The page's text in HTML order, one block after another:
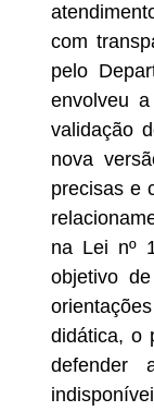
com
pelo
envolveu
validação
nova
precisas e
na Lei nº
objetivo
didática, o
defender